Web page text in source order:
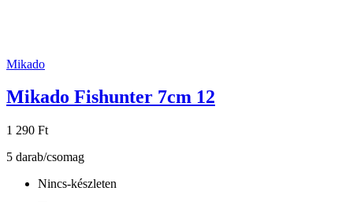
Mikado
Mikado Fishunter 7cm 12
1 290 Ft
5 darab/csomag
Nincs-készleten